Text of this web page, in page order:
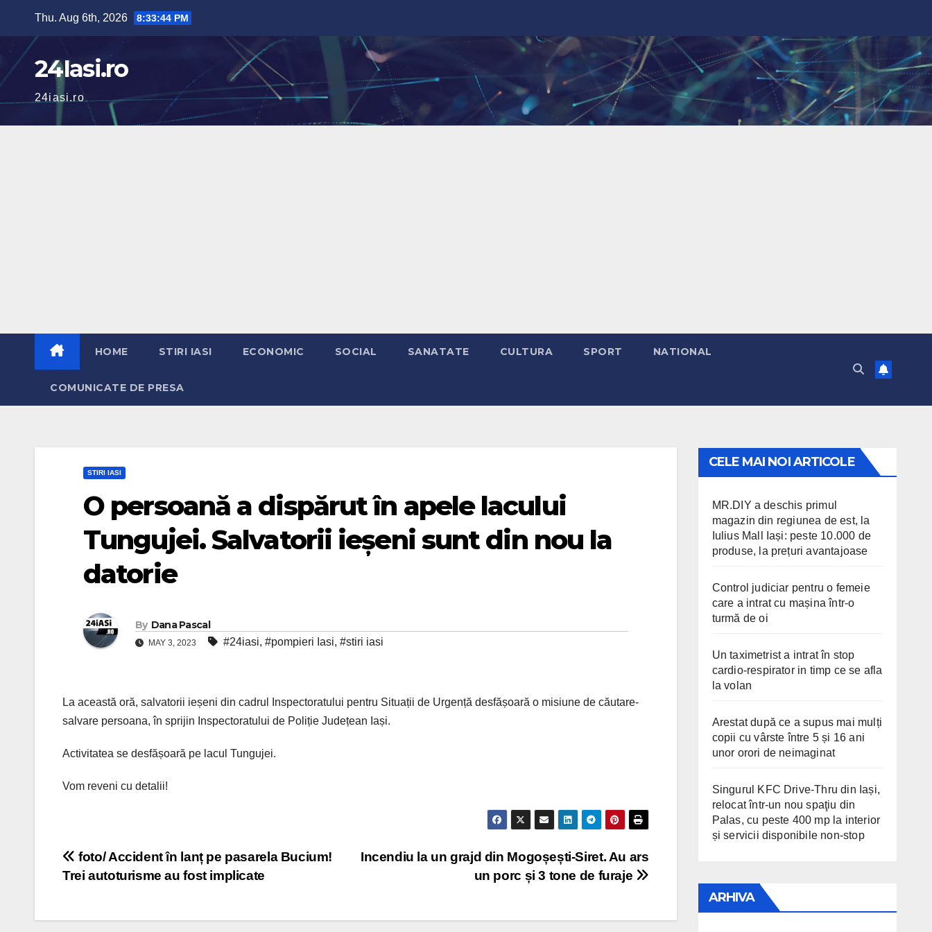
content
Thu. Aug 6th, 2026 8:33:46 PM
24Iasi.ro
24iasi.ro
HOME STIRI IASI ECONOMIC SOCIAL SANATATE CULTURA SPORT NATIONAL
COMUNICATE DE PRESA
STIRI IASI
O persoană a dispărut în apele lacului
Tungujei. Salvatorii ieșeni sunt din nou la
datorie
By Dana Pascal
MAY 3, 2023 #24iasi, #pompieri Iasi, #stiri iasi
La această oră, salvatorii ieșeni din cadrul Inspectoratului pentru Situații de Urgență desfășoară o misiune de căutare-
salvare persoana, în sprijin Inspectoratului de Poliție Județean Iași.
Activitatea se desfășoară pe lacul Tungujei.
Vom reveni cu detalii!
Post
Incendiu la un grajd din Mogoșești-Siret. Au ars
un porc și 3 tone de furaje
foto/ Accident în lanț pe pasarela Bucium!
Trei autoturisme au fost implicate
CELE MAI NOI ARTICOLE
MR.DIY a deschis primul
magazin din regiunea de est, la
Iulius Mall Iași: peste 10.000 de
produse, la prețuri avantajoase
Control judiciar pentru o femeie
care a intrat cu mașina într-o
turmă de oi
Un taximetrist a intrat în stop
cardio-respirator in timp ce se afla
la volan
Arestat după ce a supus mai mulți
copii cu vârste între 5 și 16 ani
unor orori de neimaginat
Singurul KFC Drive-Thru din Iași,
relocat într-un nou spaţiu din
Palas, cu peste 400 mp la interior
și servicii disponibile non-stop
ARHIVA